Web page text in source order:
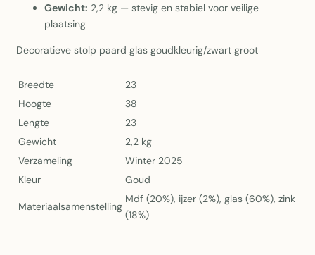
Gewicht: 2,2 kg — stevig en stabiel voor veilige
plaatsing
Decoratieve stolp paard glas goudkleurig/zwart groot
Breedte
23
Hoogte
38
Lengte
23
Gewicht
2,2 kg
Verzameling
Winter 2025
Kleur
Goud
Materiaalsamenstelling
Mdf (20%), ijzer (2%), glas (60%), zink
(18%)